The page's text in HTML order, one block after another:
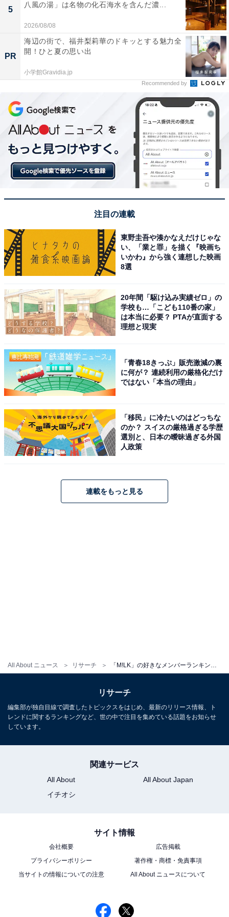
All About ニュース リサーチ
5
八風の湯」は名物の化石海水を含んだ濃...
2026/08/08
PR
海辺の街で、福井梨莉華のドキッとする魅力全
開！ひと夏の思い出
小学館Gravidia.jp
Recommended by
注目の連載
東野圭吾や湊かなえだけじゃな
い、「業と罪」を描く『映画ち
いかわ』から強く連想した映画
8選
20年間「駆け込み実績ゼロ」の
学校も…「こども110番の家」
は本当に必要？ PTAが直面する
理想と現実
「青春18きっぷ」販売激減の裏
に何が？ 連続利用の厳格化だけ
ではない「本当の理由」
「移民」に冷たいのはどっちな
のか？ スイスの厳格過ぎる学歴
選別と、日本の曖昧過ぎる外国
人政策
連載をもっと見る
リサーチ
編集部が独自目線で調査したトピックスをはじめ、最新のリリース情報、ト
レンドに関するランキングなど、世の中で注目を集めている話題をお知らせ
しています。
関連サービス
All About
All About Japan
イチオシ
サイト情報
会社概要
広告掲載
プライバシーポリシー
著作権・商標・免責事項
当サイトの情報についての注意
All About ニュースについて